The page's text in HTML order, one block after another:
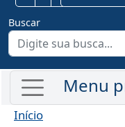
Buscar
Início